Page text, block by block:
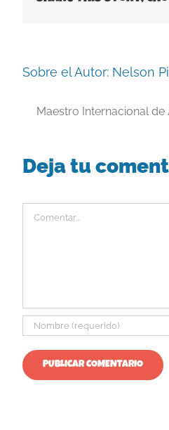
Sobre el Autor: Nelson
Maestro Internacional
Deja tu